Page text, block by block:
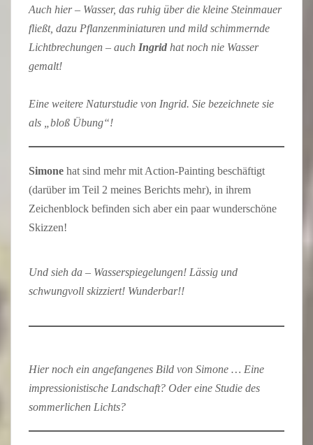
Auch hier – Wasser, das ruhig über die kleine Steinmauer
fließt, dazu Pflanzenminiaturen und mild schimmernde
Lichtbrechungen – auch Ingrid hat noch nie Wasser
gemalt!
Eine weitere Naturstudie von Ingrid. Sie bezeichnete sie
als „bloß Übung“!
Simone hat sind mehr mit Action-Painting beschäftigt
(darüber im Teil 2 meines Berichts mehr), in ihrem
Zeichenblock befinden sich aber ein paar wunderschöne
Skizzen!
Und sieh da – Wasserspiegelungen! Lässig und
schwungvoll skizziert! Wunderbar!!
Hier noch ein angefangenes Bild von Simone … Eine
impressionistische Landschaft? Oder eine Studie des
sommerlichen Lichts?